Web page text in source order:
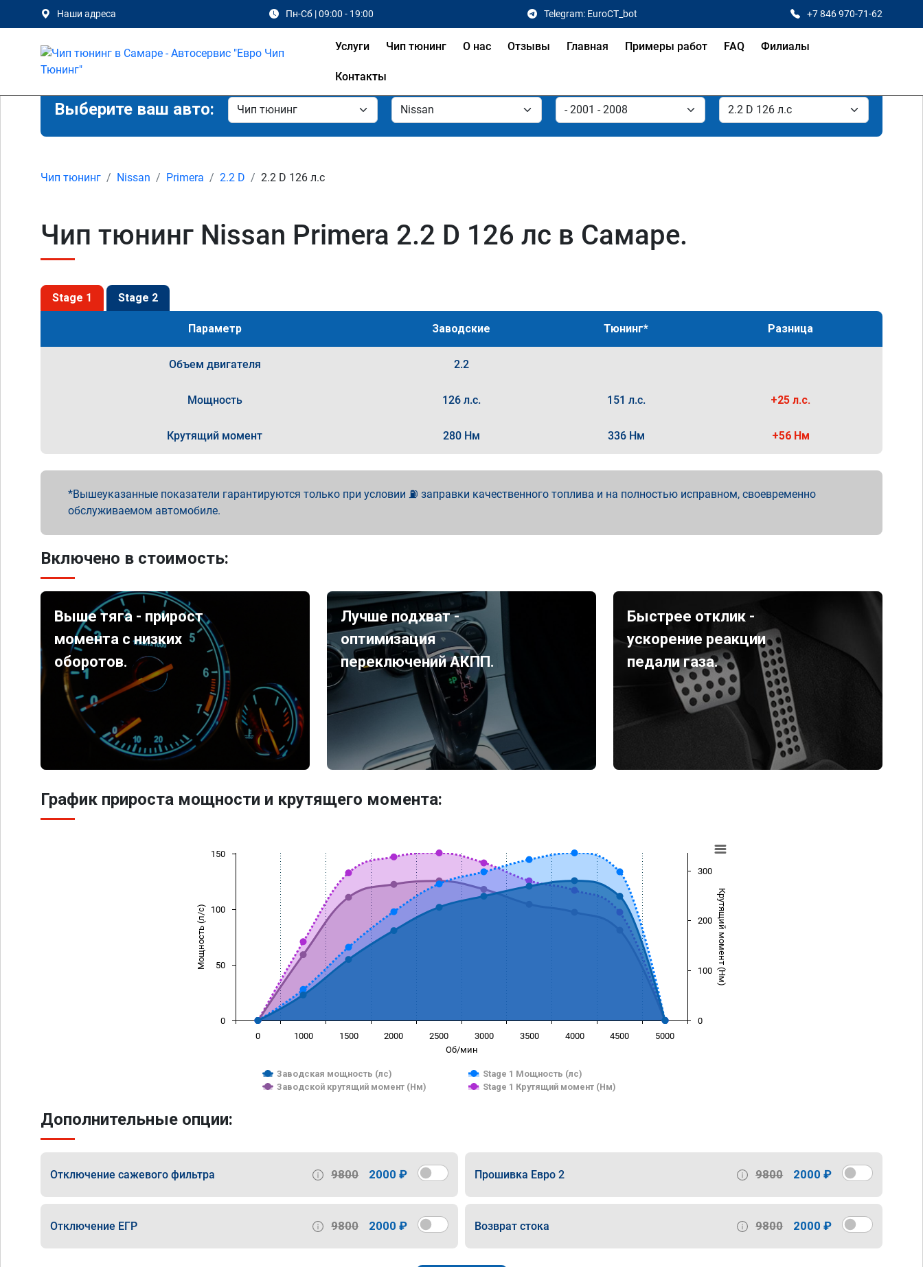
Наши адреса Пн-Сб | 09:00 - 19:00 Telegram: EuroCT_bot +7 846 970-71-62
Услуги Чип тюнинг О нас Отзывы Главная Примеры работ FAQ Филиалы
Контакты
Выберите ваш авто:
Чип тюнинг Nissan Primera 2.2 D 2.2 D 126 л.с
Чип тюнинг Nissan Primera 2.2 D 126 лс в Самаре.
Stage 1 Stage 2
Параметр Заводские Тюнинг* Разница
Объем двигателя 2.2
Мощность 126 л.с. 151 л.с. +25 л.с.
Крутящий момент 280 Нм 336 Нм +56 Нм
Вышеуказанные показатели гарантируются только при условии ⛽ заправки качественного топлива и на полностью исправном, своевременно
обслуживаемом автомобиле.
Включено в стоимость:
Выше тяга - прирост
момента с низких
оборотов.
Лучше подхват -
оптимизация
переключений АКПП.
Быстрее отклик -
ускорение реакции
педали газа.
График прироста мощности и крутящего момента:
Об/мин
Мощность (л/с) Крутящий момент (Нм)
Заводская мощность (лс)
Stage 1 Мощность (лс)
Заводской крутящий момент (Нм)
Stage 1 Крутящий момент (Нм)
0 1000 1500 2000 2500 3000 3500 4000 4500 5000
0
50
100
150
0
100
200
300
Дополнительные опции:
Отключение сажевого фильтра 9800 2000 ₽ Прошивка Евро 2 9800 2000 ₽
Отключение ЕГР 9800 2000 ₽ Возврат стока 9800 2000 ₽